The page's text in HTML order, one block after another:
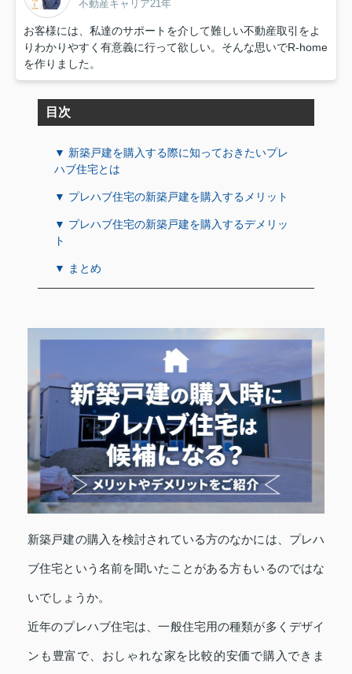
不動産キャリア21年
お客様には、私達のサポートを介して難しい不動産取引をよ
りわかりやすく有意義に行って欲しい。そんな思いでR-home
を作りました。
目次
▼ 新築戸建を購入する際に知っておきたいプレ
ハブ住宅とは
▼ プレハブ住宅の新築戸建を購入するメリット
▼ プレハブ住宅の新築戸建を購入するデメリッ
ト
▼ まとめ
新築戸建の購入を検討されている方のなかには、プレハ
ブ住宅という名前を聞いたことがある方もいるのではな
いでしょうか。
近年のプレハブ住宅は、一般住宅用の種類が多くデザイ
ンも豊富で、おしゃれな家を比較的安価で購入できま